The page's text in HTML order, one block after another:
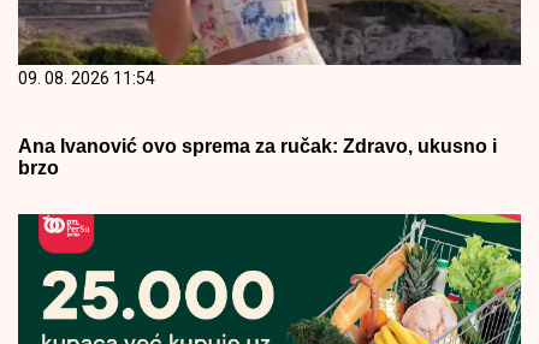
09. 08. 2026 11:54
Ana Ivanović ovo sprema za ručak: Zdravo, ukusno i
brzo